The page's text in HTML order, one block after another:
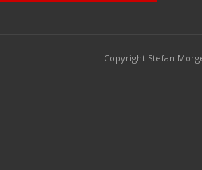
Copyright Stefan